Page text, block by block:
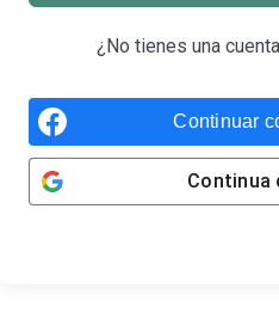
¿No tienes una
Continuar
Continua